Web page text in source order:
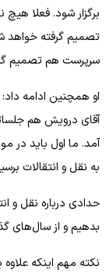
برگزار شود. فعلا هیچ
تصمیم گرفته خواهد
سرپرست هم تصمیم
او همچنین ادامه
آقای درویش هم
آمد. ما اول باید در
به نقل و انتقالات
حدادی درباره نقل و
بدهیم و از سال‌های
نکته مهم اینکه